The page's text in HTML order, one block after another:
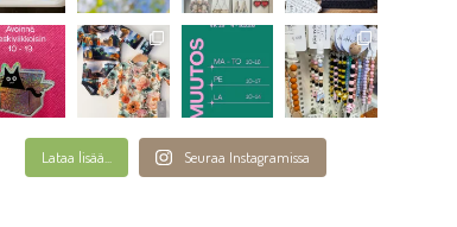
Lataa lisää... Seuraa Instagramissa